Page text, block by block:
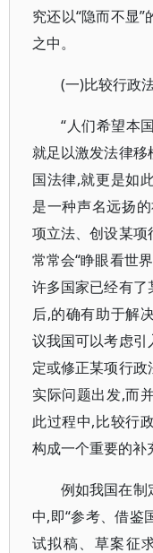
究还以“隐而不显
之中。
(一)比较行政
“人们希望本
就足以激发法律移
国法律,就更是如
是一种声名远扬
项立法、创设某项
常常会“睁眼看世
许多国家已经有
后,的确有助于解
议我国可以考虑
定或修正某项行
实际问题出发,而
此过程中,比较行
构成一个重要的补
例如我国在制
中,即“参考、借鉴
试拟稿、草案征